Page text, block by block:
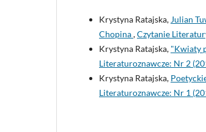
Krystyna Ratajska, Julian
Chopina,Czytanie
Krystyna Ratajska, "Kwiaty
Literaturoznawcze: Nr 2
Krystyna Ratajska,
Literaturoznawcze: Nr 1